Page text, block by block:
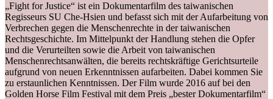
„Fight for Justice“ ist ein Dokumentarfilm des taiwanischen
Regisseurs SU Che-Hsien und befasst sich mit der Aufarbeitung von
Verbrechen gegen die Menschenrechte in der taiwanischen
Rechtsgeschichte. Im Mittelpunkt der Handlung stehen die Opfer
und die Verurteilten sowie die Arbeit von taiwanischen
Menschenrechtsanwälten, die bereits rechtskräftige Gerichtsurteile
aufgrund von neuen Erkenntnissen aufarbeiten. Dabei kommen Sie
zu erstaunlichen Kenntnissen. Der Film wurde 2016 auf bei den
Golden Horse Film Festival mit dem Preis „bester Dokumentarfilm“